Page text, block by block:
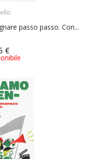
passo passo. Con...
€